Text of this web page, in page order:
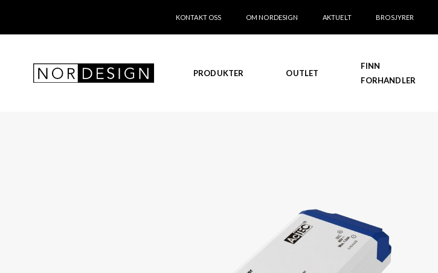
KONTAKT OSS OM NORDESIGN AKTUELT BROSJYRER
PRODUKTER OUTLET
FINN
FORHANDLER